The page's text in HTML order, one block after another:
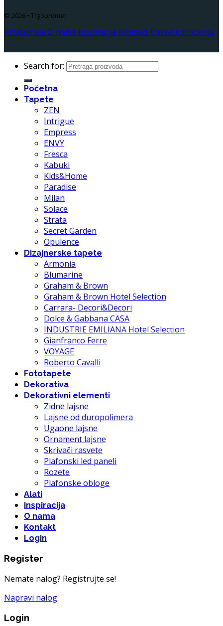
© 2026 • Trgopromet
Prodavnica O nama Inspiracija Kontakt Uslovi korišćenja
Search for:
Početna
Tapete
ZEN
Intrigue
Empress
ENVY
Fresca
Kabuki
Kids&Home
Paradise
Milan
Solace
Strata
Secret Garden
Opulence
Dizajnerske tapete
Armonia
Blumarine
Graham & Brown
Graham & Brown Hotel Selection
Carrara- Decori&Decori
Dolce & Gabbana CASA
INDUSTRIE EMILIANA Hotel Selection
Gianfranco Ferre
VOYAGE
Roberto Cavalli
Fototapete
Dekorativa
Dekorativni elementi
Zidne lajsne
Lajsne od duropolimera
Ugaone lajsne
Ornament lajsne
Skrivači rasvete
Plafonski led paneli
Rozete
Plafonske obloge
Alati
Inspiracija
O nama
Kontakt
Login
Register
Nemate nalog? Registrujte se!
Napravi nalog
Login